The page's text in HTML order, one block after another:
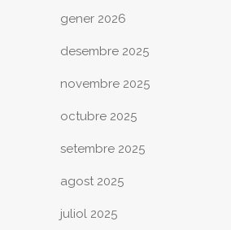
gener 2026
desembre 2025
novembre 2025
octubre 2025
setembre 2025
agost 2025
juliol 2025